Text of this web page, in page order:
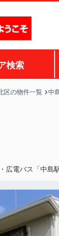
検索
区の物件一覧 中
広電バス「中島